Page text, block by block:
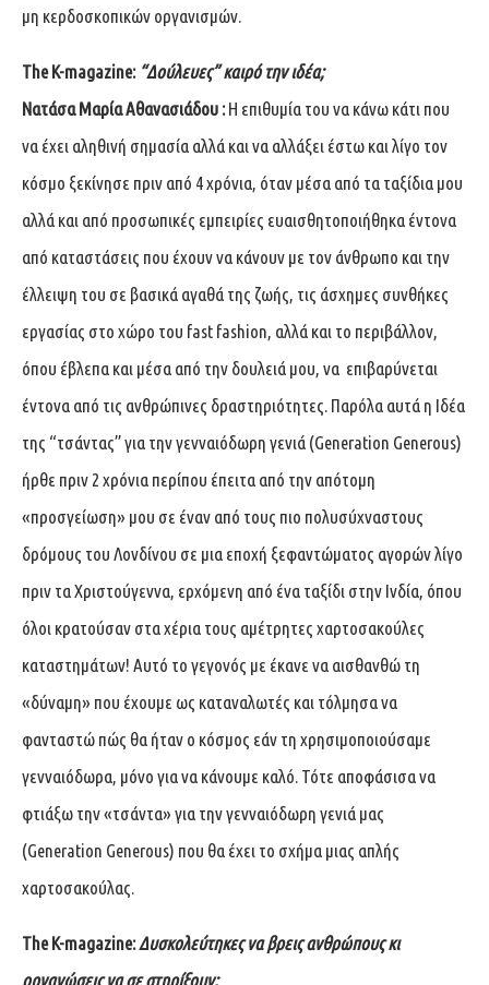
μη κερδοσκοπικών οργανισμών.
TheK-magazine:“Δούλευες” καιρό την ιδέα;
Νατάσα Μαρία Αθανασιάδου :Η επιθυμία του να κάνω κάτι που
να έχει αληθινή σημασία αλλά και να αλλάξει έστω και λίγο τον
κόσμο ξεκίνησε πριν από 4 χρόνια, όταν μέσα από τα ταξίδια μου
αλλά και από προσωπικές εμπειρίες ευαισθητοποιήθηκα έντονα
από καταστάσεις που έχουν να κάνουν με τον άνθρωπο και την
έλλειψη του σε βασικά αγαθά της ζωής, τις άσχημες συνθήκες
εργασίας στο χώρο του fast fashion, αλλά και το περιβάλλον,
όπου έβλεπα και μέσα από την δουλειά μου, να επιβαρύνεται
έντονα από τις ανθρώπινες δραστηριότητες. Παρόλα αυτά η Ιδέα
της “τσάντας” για την γενναιόδωρη γενιά (Generation Generous)
ήρθε πριν 2 χρόνια περίπου έπειτα από την απότομη
«προσγείωση» μου σε έναν από τους πιο πολυσύχναστους
δρόμους του Λονδίνου σε μια εποχή ξεφαντώματος αγορών λίγο
πριν τα Χριστούγεννα, ερχόμενη από ένα ταξίδι στην Ινδία, όπου
όλοι κρατούσαν στα χέρια τους αμέτρητες χαρτοσακούλες
καταστημάτων! Αυτό το γεγονός με έκανε να αισθανθώ τη
«δύναμη» που έχουμε ως καταναλωτές και τόλμησα να
φανταστώ πώς θα ήταν ο κόσμος εάν τη χρησιμοποιούσαμε
γενναιόδωρα, μόνο για να κάνουμε καλό. Τότε αποφάσισα να
φτιάξω την «τσάντα» για την γενναιόδωρη γενιά μας
(Generation Generous) που θα έχει το σχήμα μιας απλής
χαρτοσακούλας.
TheK-magazine:Δυσκολεύτηκες να βρεις ανθρώπους κι
οργανώσεις να σε στηρίξουν;